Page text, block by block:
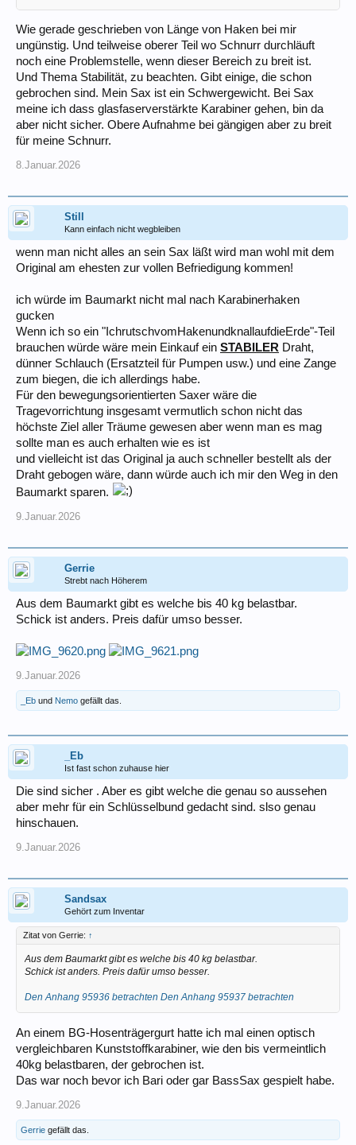
Wie gerade geschrieben von Länge von Haken bei mir
ungünstig. Und teilweise oberer Teil wo Schnurr durchläuft
noch eine Problemstelle, wenn dieser Bereich zu breit ist.
Und Thema Stabilität, zu beachten. Gibt einige, die schon
gebrochen sind. Mein Sax ist ein Schwergewicht. Bei Sax
meine ich dass glasfaserverstärkte Karabiner gehen, bin da
aber nicht sicher. Obere Aufnahme bei gängigen aber zu breit
für meine Schnurr.
8.Januar.2026
Still
Kann einfach nicht wegbleiben
wenn man nicht alles an sein Sax läßt wird man wohl mit dem
Original am ehesten zur vollen Befriedigung kommen!
ich würde im Baumarkt nicht mal nach Karabinerhaken
gucken
Wenn ich so ein "IchrutschvomHakenundknallaufdieErde"-Teil
brauchen würde wäre mein Einkauf ein STABILER Draht,
dünner Schlauch (Ersatzteil für Pumpen usw.) und eine Zange
zum biegen, die ich allerdings habe.
Für den bewegungsorientierten Saxer wäre die
Tragevorrichtung insgesamt vermutlich schon nicht das
höchste Ziel aller Träume gewesen aber wenn man es mag
sollte man es auch erhalten wie es ist
und vielleicht ist das Original ja auch schneller bestellt als der
Draht gebogen wäre, dann würde auch ich mir den Weg in den
Baumarkt sparen.
9.Januar.2026
Gerrie
Strebt nach Höherem
Aus dem Baumarkt gibt es welche bis 40 kg belastbar.
Schick ist anders. Preis dafür umso besser.
9.Januar.2026
_Eb und Nemo gefällt das.
_Eb
Ist fast schon zuhause hier
Die sind sicher . Aber es gibt welche die genau so aussehen
aber mehr für ein Schlüsselbund gedacht sind. slso genau
hinschauen.
9.Januar.2026
Sandsax
Gehört zum Inventar
Zitat von Gerrie: ↑
Aus dem Baumarkt gibt es welche bis 40 kg belastbar.
Schick ist anders. Preis dafür umso besser.
Den Anhang 95936 betrachten Den Anhang 95937 betrachten
An einem BG-Hosenträgergurt hatte ich mal einen optisch
vergleichbaren Kunststoffkarabiner, wie den bis vermeintlich
40kg belastbaren, der gebrochen ist.
Das war noch bevor ich Bari oder gar BassSax gespielt habe.
9.Januar.2026
Gerrie gefällt das.